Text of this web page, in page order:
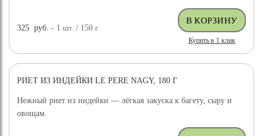
325 руб. - 1шт. / 150г
Купить в 1 клик
РИЕТ ИЗ ИНДЕЙКИ LE PERE NAGY, 180 Г
Нежный риет из индейки — лёгкая закуска к багету, сыру и
овощам.